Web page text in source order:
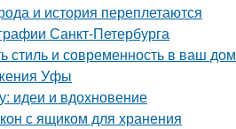
и история переплетаются
Санкт-Петербурга
стиль и современность в ваш дом
Уфы
идеи и вдохновение
с ящиком для хранения